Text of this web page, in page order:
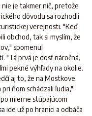
je takmer nič, pretože
dôvodu sa rozhodli
verejnosti. "Keď
obchod, tak si myslím, že
spomenul
"Tá prvá je dosť náročná,
pekné výhľady na okolie.
aj to, že na Mostkove
ňom schádzali ľudia,"
mierne stúpajúcom
ide už po hranici a odbáča